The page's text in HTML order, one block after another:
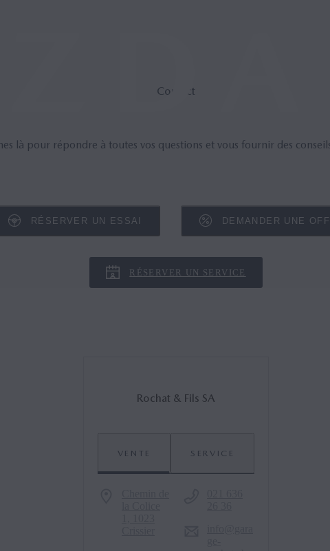
Contact
là pour répondre à toutes vos questions et vous fournir des
RÉSERVER UN ESSAI DEMANDER UNE
RÉSERVER UN SERVICE
Rochat & Fils SA
VENTE SERVICE